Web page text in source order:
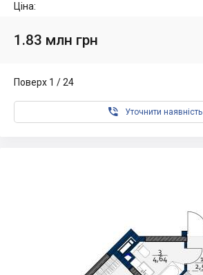
Ціна:
1.83 млн грн
Поверх 1 / 24
 Уточнити наявність